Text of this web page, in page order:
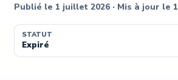
Publié le 1 juillet 2026 · Mis à jour le
STATUT
Expiré